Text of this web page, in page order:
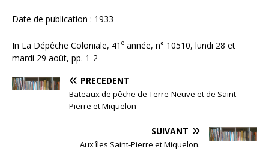
Date de publication : 1933
In La Dépêche Coloniale, 41 e année, n° 10510, lundi 28 et
mardi 29 août, pp. 1-2
PRÉCÉDENT
Bateaux de pêche de Terre-Neuve et de Saint-
Pierre et Miquelon
SUIVANT
Aux îles Saint-Pierre et Miquelon.